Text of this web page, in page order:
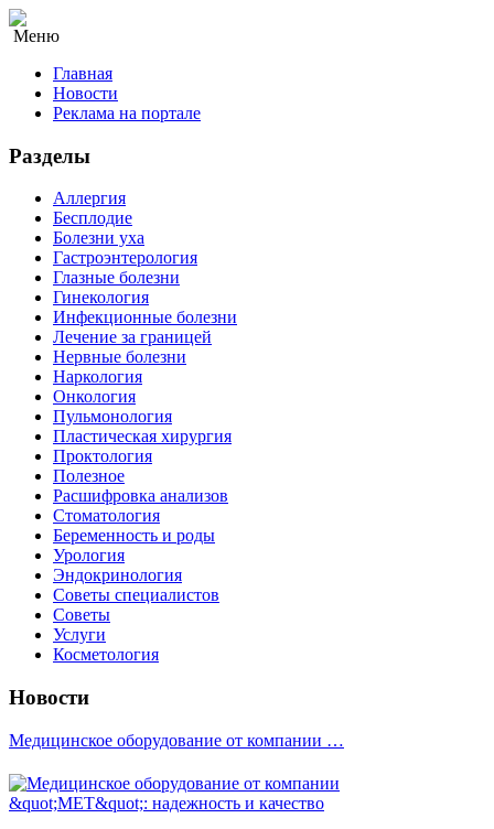
Меню
Главная
Новости
Реклама на портале
Разделы
Аллергия
Бесплодие
Болезни уха
Гастроэнтерология
Глазные болезни
Гинекология
Инфекционные болезни
Лечение за границей
Нервные болезни
Наркология
Онкология
Пульмонология
Пластическая хирургия
Проктология
Полезное
Расшифровка анализов
Стоматология
Беременность и роды
Урология
Эндокринология
Советы специалистов
Советы
Услуги
Косметология
Новости
Медицинское оборудование от компании …